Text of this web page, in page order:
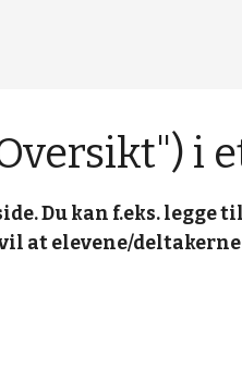
i
Du kan f.eks. legge
at elevene/